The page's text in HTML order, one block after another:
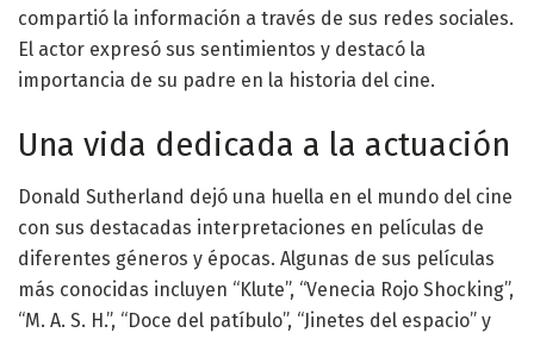
compartió la información a través de sus redes sociales.
El actor expresó sus sentimientos y destacó la
importancia de su padre en la historia del cine.
Una vida dedicada a la actuación
Donald Sutherland dejó una huella en el mundo del cine
con sus destacadas interpretaciones en películas de
diferentes géneros y épocas. Algunas de sus películas
más conocidas incluyen “Klute”, “Venecia Rojo Shocking”,
“M. A. S. H.”, “Doce del patíbulo”, “Jinetes del espacio” y